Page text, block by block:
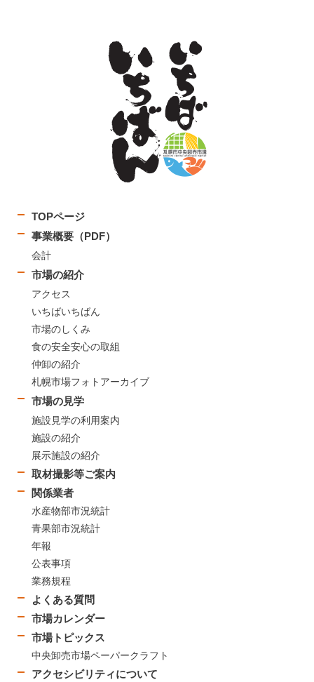
TOPページ
事業概要（PDF）
会計
市場の紹介
アクセス
いちばいちばん
市場のしくみ
食の安全安心の取組
仲卸の紹介
札幌市場フォトアーカイブ
市場の見学
施設見学の利用案内
施設の紹介
展示施設の紹介
取材撮影等ご案内
関係業者
水産物部市況統計
青果部市況統計
年報
公表事項
業務規程
よくある質問
市場カレンダー
市場トピックス
中央卸売市場ペーパークラフト
アクセシビリティについて